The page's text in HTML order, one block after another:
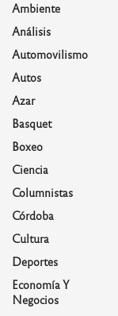
Ambiente
Análisis
Automovilismo
Autos
Azar
Basquet
Boxeo
Ciencia
Columnistas
Córdoba
Cultura
Deportes
Economía Y
Negocios